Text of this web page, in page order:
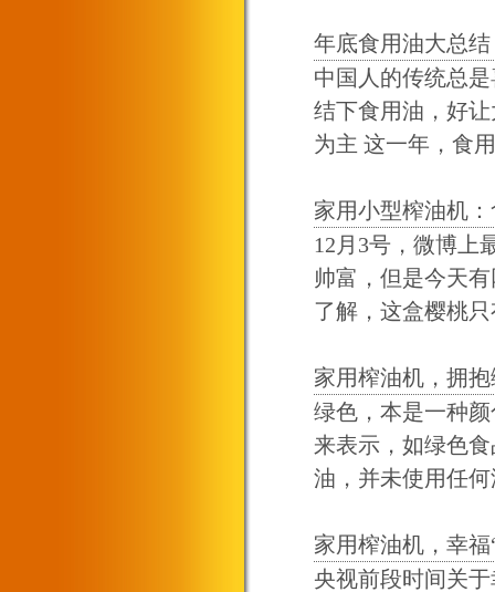
年底食用油大总结
中国人的传统总
结下食用油，好
为主 这一年，食
家用小型榨油机
12月3号，微博上
帅富，但是今天
了解，这盒樱桃
家用榨油机，拥
绿色，本是一种
来表示，如绿色
油，并未使用任
家用榨油机，幸福
央视前段时间关